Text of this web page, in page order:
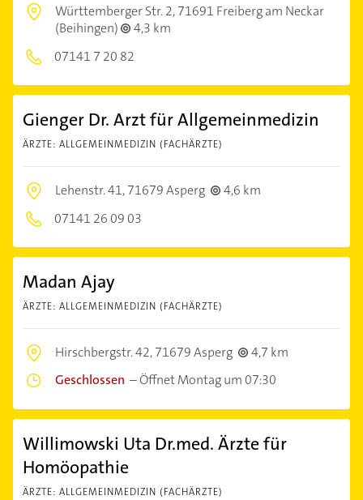
Württemberger Str. 2,71691 Freiberg am Neckar
(Beihingen)
4,3 km
07141 7 20 82
Gienger Dr. Arzt für Allgemeinmedizin
ÄRZTE: ALLGEMEINMEDIZIN (FACHÄRZTE)
Lehenstr. 41,71679 Asperg
4,6 km
07141 26 09 03
Madan Ajay
ÄRZTE: ALLGEMEINMEDIZIN (FACHÄRZTE)
Hirschbergstr. 42,71679 Asperg
4,7 km
Geschlossen –Öffnet Montag um 07:30
Willimowski Uta Dr.med. Ärzte für
Homöopathie
ÄRZTE: ALLGEMEINMEDIZIN (FACHÄRZTE)